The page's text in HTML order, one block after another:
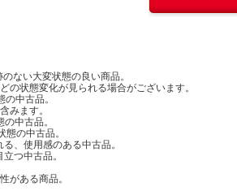
ない大変状態の良い商品。
状態変化が見られる場合がございます。
中古品。
みます。
中古品。
態の中古品。
、使用感のある中古品。
つ中古品。
ある商品。